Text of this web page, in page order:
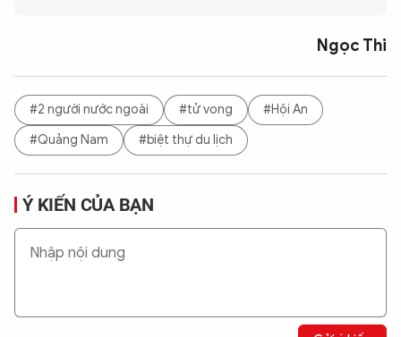
Ngọc Thi
#2 người nước ngoài #tử vong
#Hội An
#Quảng Nam
#biệt thự du lịch
Ý KIẾN CỦA BẠN